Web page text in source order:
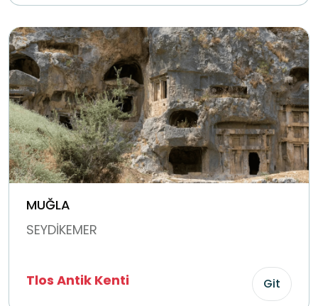
MUĞLA
SEYDİKEMER
Tlos Antik Kenti Git